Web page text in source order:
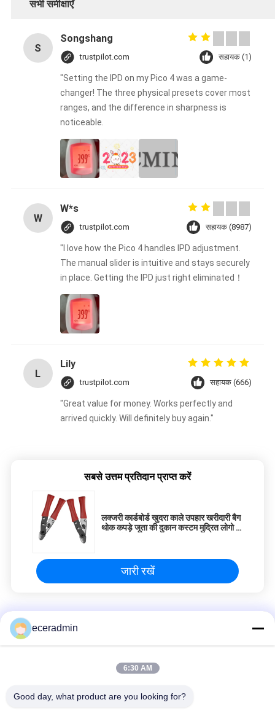
सभी समीक्षाएँ
S
Songshang
trustpilot.com सहायक (1)
"Setting the IPD on my Pico 4 was a game-
changer! The three physical presets cover most
ranges, and the difference in sharpness is
noticeable.
W
W*s
trustpilot.com सहायक (8987)
"I love how the Pico 4 handles IPD adjustment.
The manual slider is intuitive and stays securely
in place. Getting the IPD just right eliminated！
L
Lily
trustpilot.com सहायक (666)
"Great value for money. Works perfectly and
arrived quickly. Will definitely buy again."
सबसे उत्तम प्रतिदान प्राप्त करें
लक्जरी कार्डबोर्ड खुदरा काले उपहार खरीदारी बैग
थोक कपड़े जूता की दुकान कस्टम मुद्रित लोगो के
जारी रखें
धातु के फ्रेम के भाग
पेपर बैग
eceradmin
6:30 AM
Good day, what product are you looking for?